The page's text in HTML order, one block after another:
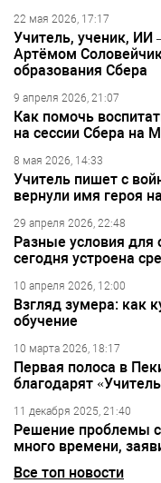
22 мая 2026, 17:17
Учитель, ученик, ИИ
Артёмом
образования Сбера
9 апреля 2026, 21:07
Как помочь
на сессии Сбера
8 мая 2026, 14:33
Учитель пишет с
вернули имя героя
29 апреля 2026, 22:48
Разные условия для
сегодня устроена
10 апреля 2026, 12:00
Взгляд зумера: как
обучение
10 марта 2026, 18:17
Первая полоса в
благодарят
11 декабря 2025, 21:40
Решение проблемы с
много времени,
Все топ новости